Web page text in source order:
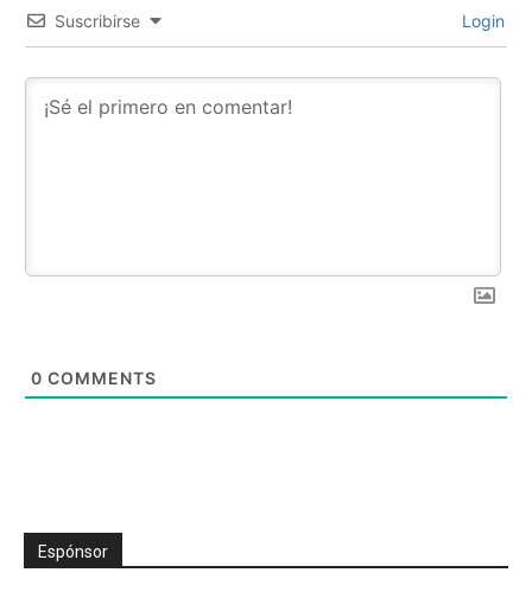
Suscribirse Login
0 COMMENTS
Espónsor